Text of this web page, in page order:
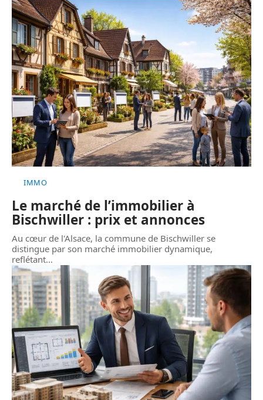
IMMO
Le marché de l’immobilier à
Bischwiller : prix et annonces
Au cœur de l'Alsace, la commune de Bischwiller se
distingue par son marché immobilier dynamique,
reflétant…